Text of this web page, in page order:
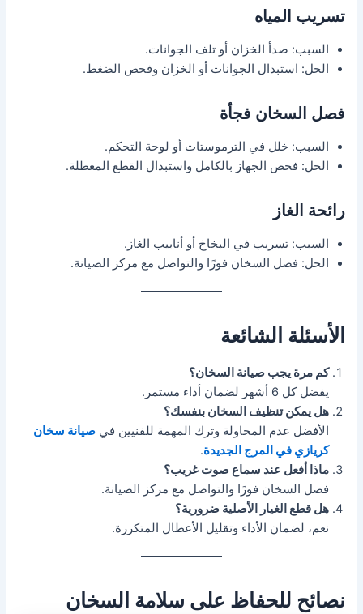
تسريب المياه
السبب: صدأ الخزان أو تلف الجوانات.
الحل: استبدال الجوانات أو الخزان وفحص الضغط.
فصل السخان فجأة
السبب: خلل في الترموستات أو لوحة التحكم.
الحل: فحص الجهاز بالكامل واستبدال القطع المعطلة.
رائحة الغاز
السبب: تسريب في البخاخ أو أنابيب الغاز.
الحل: فصل السخان فورًا والتواصل مع مركز الصيانة.
الأسئلة الشائعة
كم مرة يجب صيانة السخان؟
يفضل كل 6 أشهر لضمان أداء مستمر.
هل يمكن تنظيف السخان بنفسك؟
الأفضل عدم المحاولة وترك المهمة للفنيين فيصيانة سخان
كريازي في المرج الجديدة.
ماذا أفعل عند سماع صوت غريب؟
فصل السخان فورًا والتواصل مع مركز الصيانة.
هل قطع الغيار الأصلية ضرورية؟
نعم، لضمان الأداء وتقليل الأعطال المتكررة.
نصائح للحفاظ على سلامة السخان